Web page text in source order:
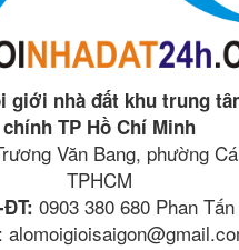
giới nhà đất khu trung
chính TP Hồ Chí Minh
Văn Bang, phường
TPHCM
0903 380 680 Phan
: